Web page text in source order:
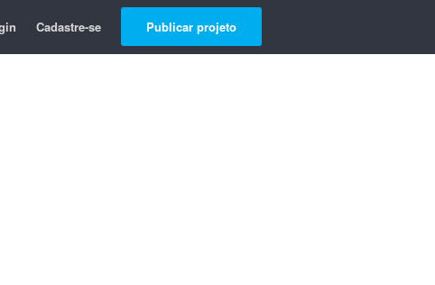
Cadastre-se Publicar projeto